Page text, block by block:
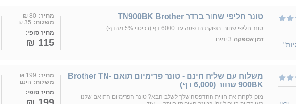
טונר חליפי שחור ברדר TN900BK Brother
טונר חליפי שחור. תפוקת הדפסה עד 6000 דף (בכיסוי 5% מהדף).
זמן אספקה 3 ימים
מחיר: 80 ₪
משלוח: 35 ₪
מחיר סופי:
115 ₪
משלוח עם שליח חינם - טונר פרימיום תואם Brother TN-
900BK שחור (6,000 דף)
מוכן לקחת את חווית ההדפסה שלך לשלב הבא? טונר הפרימיום התואם שלנו
מחיר: 199 ₪
משלוח: חינם
מחיר סופי: